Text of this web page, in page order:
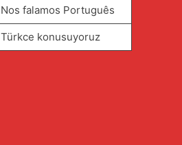
Nos falamos Português
Türkce konusuyoruz